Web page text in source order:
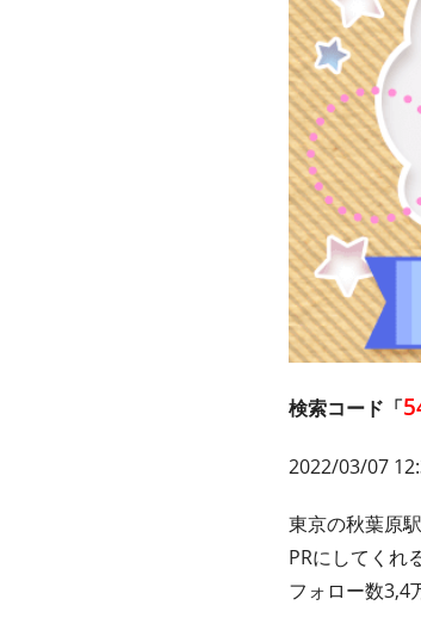
検索コード「
2022/03/07
東京の秋葉原
PRにしてくれ
フォロー数3,4